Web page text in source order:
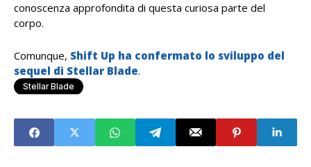
conoscenza approfondita di questa curiosa parte del
corpo.
Comunque, Shift Up ha confermato lo sviluppo del
sequel di Stellar Blade.
Stellar Blade